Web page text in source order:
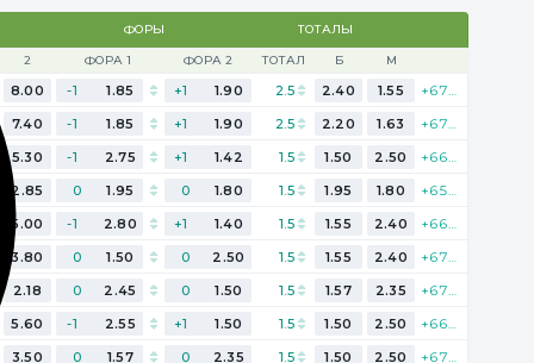
ФОРЫ
ТОТАЛЫ
2 ФОРА 1 ФОРА 2 ТОТАЛ Б М
8.00 -1 1.85 +1 1.90 2.5 2.40 1.55
7.40 -1 1.85 +1 1.90 2.5 2.20 1.63
5.30 -1 2.75 +1 1.42 1.5 1.50 2.50
2.85 0 1.95 0 1.80 1.5 1.95 1.80
5.00 -1 2.80 +1 1.40 1.5 1.55 2.40
3.80 0 1.50 0 2.50 1.5 1.55 2.40
2.18 0 2.45 0 1.50 1.5 1.57 2.35
5.60 -1 2.55 +1 1.50 1.5 1.50 2.50
3.50 0 1.57 0 2.35 1.5 1.50 2.50